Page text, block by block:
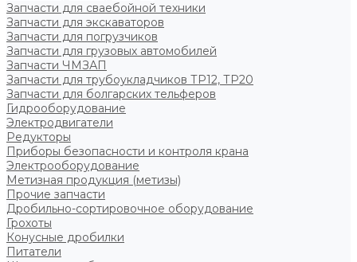
Запчасти для сваебойной техники
Запчасти для экскаваторов
Запчасти для погрузчиков
Запчасти для грузовых автомобилей
Запчасти ЧМЗАП
Запчасти для трубоукладчиков ТР12, ТР20
Запчасти для болгарских тельферов
Гидрооборудование
Электродвигатели
Редукторы
Приборы безопасности и контроля крана
Электрооборудование
Метизная продукция (метизы)
Прочие запчасти
Дробильно-сортировочное оборудование
Грохоты
Конусные дробилки
Питатели